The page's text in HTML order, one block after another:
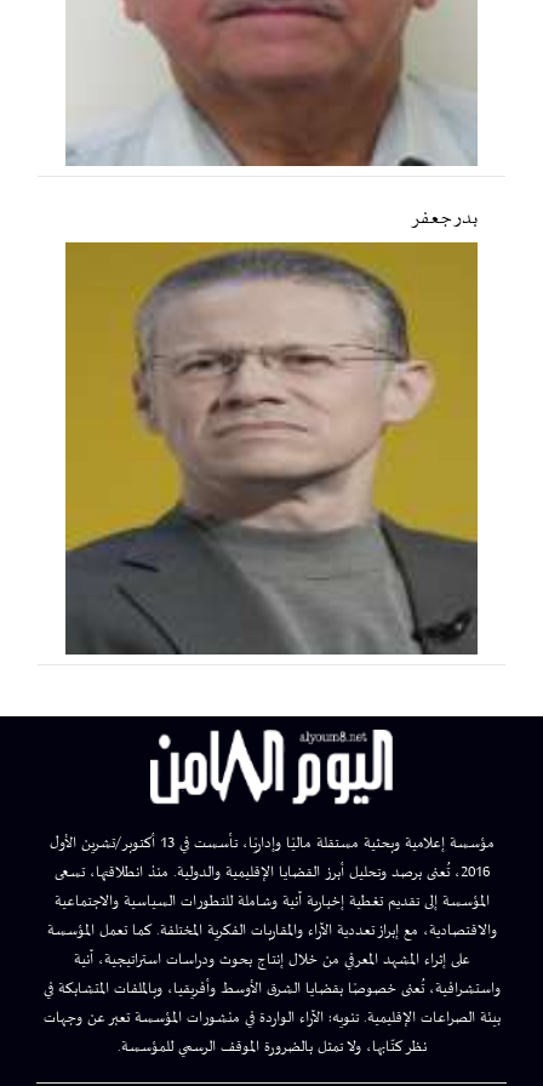
بدر جعفر
مؤسسة إعلامية وبحثية مستقلة ماليًا وإداريًا، تأسست في 13 أكتوبر/تشرين الأول
2016، تُعنى برصد وتحليل أبرز القضايا الإقليمية والدولية. منذ انطلاقتها، تسعى
المؤسسة إلى تقديم تغطية إخبارية آنية وشاملة للتطورات السياسية والاجتماعية
والاقتصادية، مع إبراز تعددية الآراء والمقاربات الفكرية المختلفة. كما تعمل المؤسسة
على إثراء المشهد المعرفي من خلال إنتاج بحوث ودراسات استراتيجية، آنية
واستشرافية، تُعنى خصوصًا بقضايا الشرق الأوسط وأفريقيا، وبالملفات المتشابكة في
بيئة الصراعات الإقليمية. تنويه: الآراء الواردة في منشورات المؤسسة تعبر عن وجهات
نظر كتّابها، ولا تمثل بالضرورة الموقف الرسمي للمؤسسة.